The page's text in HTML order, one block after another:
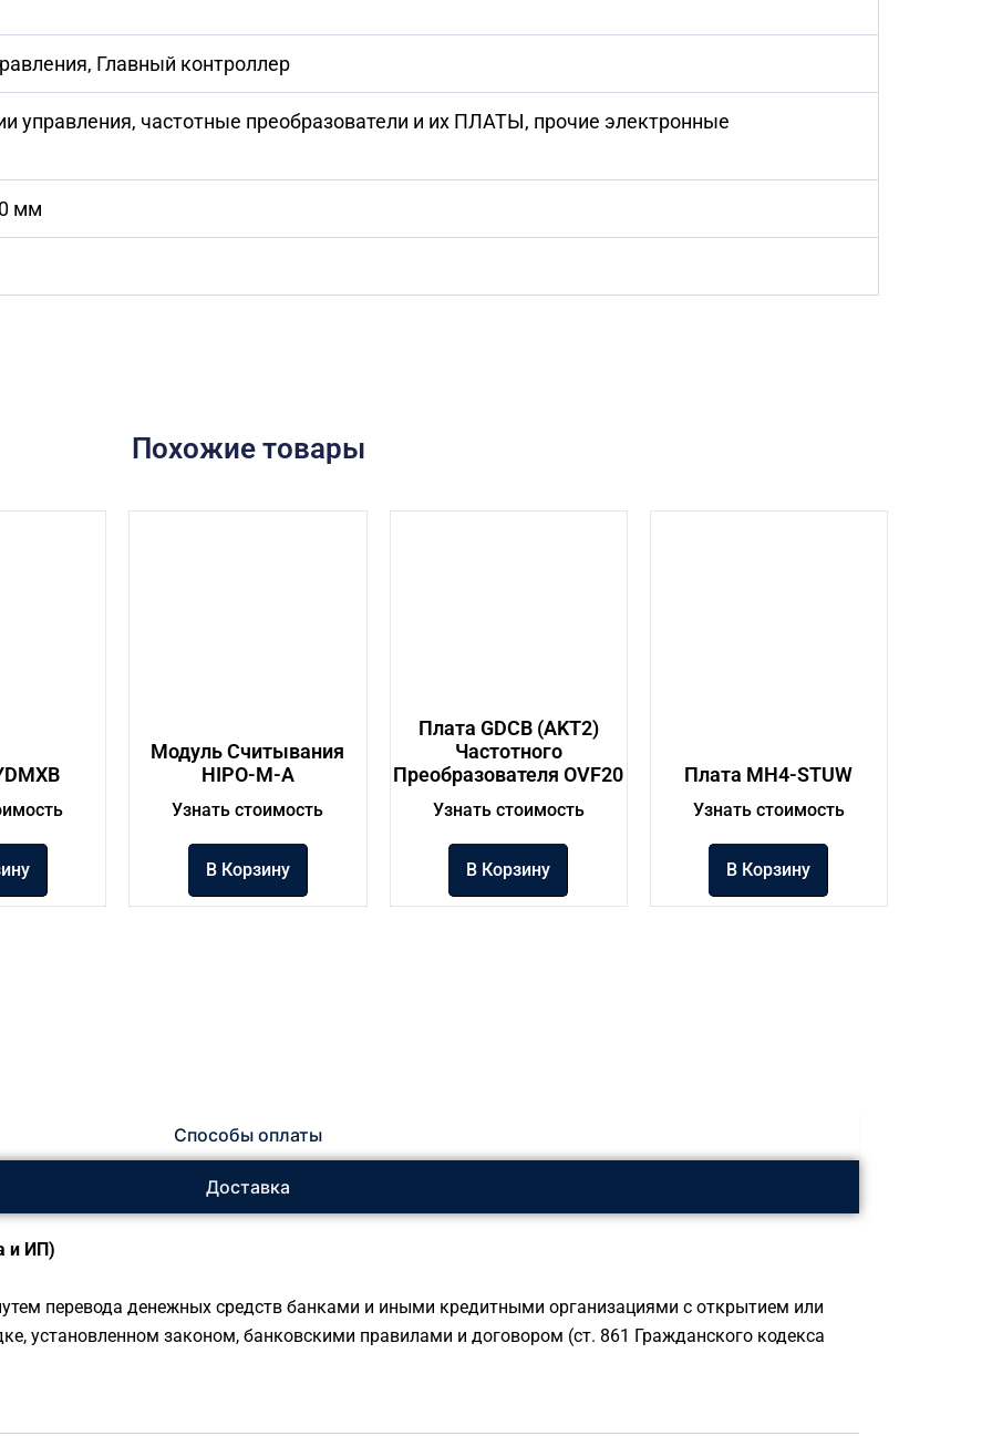
Главный контроллер
управления, частотные преобразователи и их ПЛАТЫ, прочие электронные
мм
Похожие товары
Модуль Считывания
HIPO-M-A
Узнать стоимость
В Корзину
Плата GDCB (AKT2)
Частотного
Преобразователя OVF20
Узнать стоимость
В Корзину
Плата MH4-STUW
Узнать стоимость
В Корзину
Способы оплаты
Доставка
и ИП)
перевода денежных средств банками и иными кредитными организациями с открытием или
установленном законом, банковскими правилами и договором (ст. 861 Гражданского кодекса